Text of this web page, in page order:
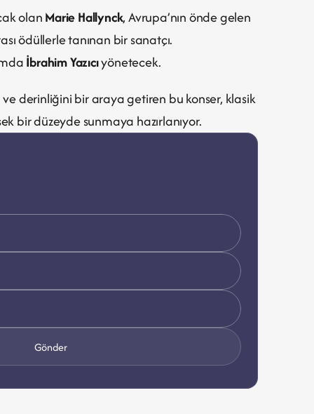
olan Marie Hallynck, Avrupa’nın önde gelen
ödüllerle tanınan bir sanatçı.
İbrahim Yazıcı yönetecek.
derinliğini bir araya getiren bu konser, klasik
bir düzeyde sunmaya hazırlanıyor.
Gönder